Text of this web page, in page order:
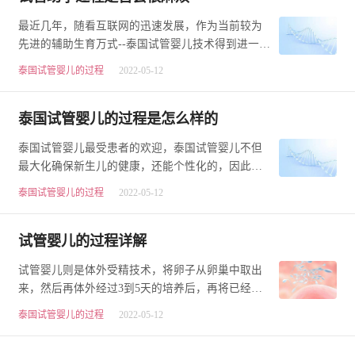
最近几年，随看互联网的迅速发展，作为当前较为
先进的辅助生育万式--泰国试管婴儿技术得到进一步
的普及。据相关部门统计，国内夫妻赴泰做第三
泰国试管婴儿的过程 2022-05-12
泰国试管婴儿的过程是怎么样的
泰国试管婴儿最受患者的欢迎，泰国试管婴儿不但
最大化确保新生儿的健康，还能个性化的，因此有
很多的患者为了生育一个健康可爱的宝宝，都选择
泰国试管婴儿的过程 2022-05-12
试管婴儿的过程详解
试管婴儿则是体外受精技术，将卵子从卵巢中取出
来，然后再体外经过3到5天的培养后，再将已经发
育到卵分裂或者囊胚期的胚胎移植到宫腔内，让胎
泰国试管婴儿的过程 2022-05-12